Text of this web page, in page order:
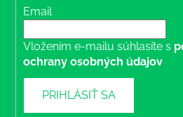
Email
Vložením e-mailu súhlasíte s
ochrany osobných údajov
PRIHLÁSIŤ SA